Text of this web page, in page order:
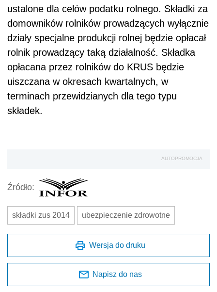
ustalone dla celów podatku rolnego. Składki za
domowników rolników prowadzących wyłącznie
działy specjalne produkcji rolnej będzie opłacał
rolnik prowadzący taką działalność. Składka
opłacana przez rolników do KRUS będzie
uiszczana w okresach kwartalnych, w
terminach przewidzianych dla tego typu
składek.
AUTOPROMOCJA
Źródło:
składki zus 2014 ubezpieczenie zdrowotne
Wersja do druku
Napisz do nas